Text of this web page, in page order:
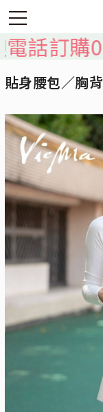
0917-
貼身腰包／胸